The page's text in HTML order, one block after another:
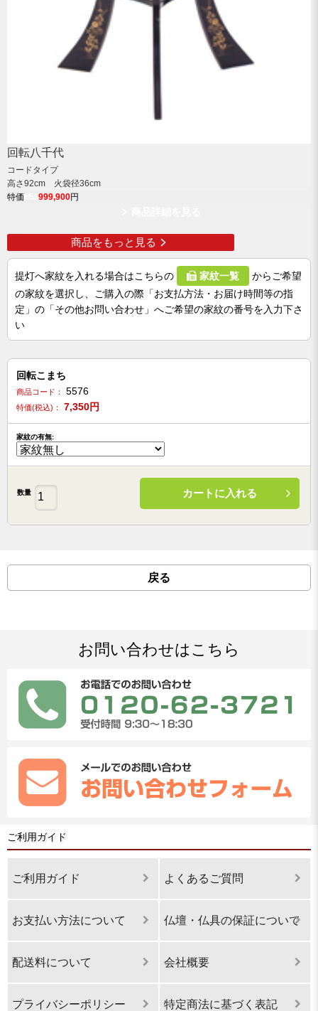
回転八千代
コードタイプ
高さ92cm 火袋径36cm
特価
999,900円
商品をもっと見る
提灯へ家紋を入れる場合はこちらの 家紋一覧
からご希望
の家紋を選択し、ご購入の際「お支払方法・お届け時間等の指
定」の「その他お問い合わせ」へご希望の家紋の番号を入力下さ
い
回転こまち
商品コード： 5576
特価(税込)： 7,350円
家紋の有無:
数量 カートに入れる
戻る
お問い合わせはこちら
ご利用ガイド
ご利用ガイド よくあるご質問
お支払い方法について 仏壇・仏具の保証について
配送料について 会社概要
プライバシーポリシー 特定商法に基づく表記